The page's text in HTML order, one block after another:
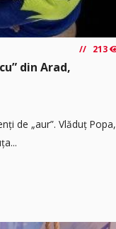
213
din Arad,
de „aur”. Vlăduț Popa,